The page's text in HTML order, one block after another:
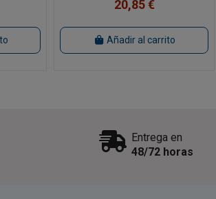
20,85 €
Añadir al carrito
Entrega en
48/72 horas